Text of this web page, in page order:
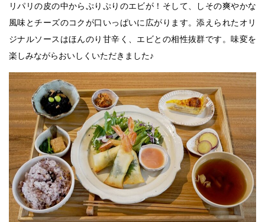
リパリの皮の中からぷりぷりのエビが！そして、しその爽やかな
風味とチーズのコクが口いっぱいに広がります。添えられたオリ
ジナルソースはほんのり甘辛く、エビとの相性抜群です。味変を
楽しみながらおいしくいただきました♪